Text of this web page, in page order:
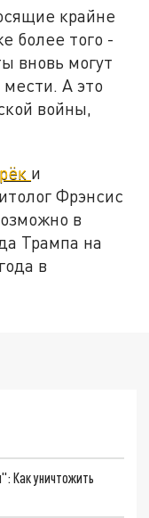
крайне
более того -
вновь могут
мести. А это
войны,
и
Фрэнсис
в
Трампа на
в
Как уничтожить